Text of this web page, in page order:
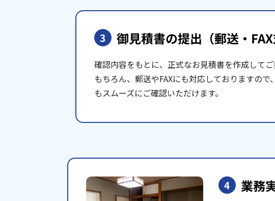
3 御見積書の提出 （郵送・FAX
確認内容をもとに、正式なお見積書を作成して
もちろん、郵送やFAXにも対応しておりますの
もスムーズにご確認いただけます。
4 業務